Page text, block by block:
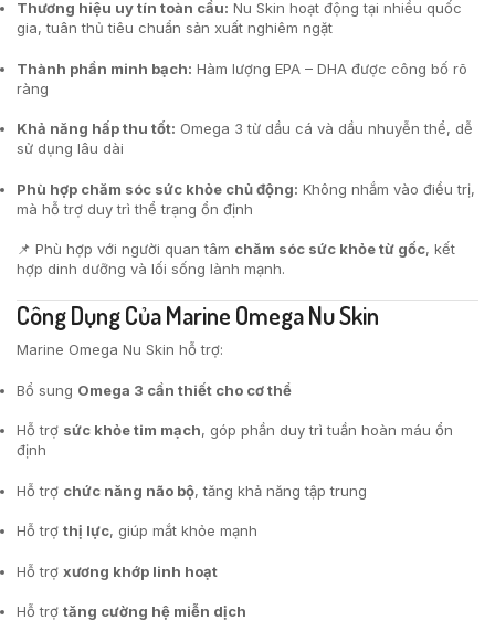
Thương hiệu uy tín toàn cầu: Nu Skin hoạt động tại nhiều quốc
gia, tuân thủ tiêu chuẩn sản xuất nghiêm ngặt
Thành phần minh bạch: Hàm lượng EPA – DHA được công bố rõ
ràng
Khả năng hấp thu tốt: Omega 3 từ dầu cá và dầu nhuyễn thể, dễ
sử dụng lâu dài
Phù hợp chăm sóc sức khỏe chủ động: Không nhắm vào điều trị,
mà hỗ trợ duy trì thể trạng ổn định
📌 Phù hợp với người quan tâm chăm sóc sức khỏe từ gốc, kết
hợp dinh dưỡng và lối sống lành mạnh.
Công Dụng Của Marine Omega Nu Skin
Marine Omega Nu Skin hỗ trợ:
Bổ sung Omega 3 cần thiết cho cơ thể
Hỗ trợ sức khỏe tim mạch, góp phần duy trì tuần hoàn máu ổn
định
Hỗ trợ chức năng não bộ, tăng khả năng tập trung
Hỗ trợ thị lực, giúp mắt khỏe mạnh
Hỗ trợ xương khớp linh hoạt
Hỗ trợ tăng cường hệ miễn dịch